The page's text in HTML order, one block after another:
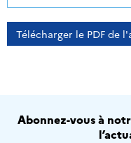
Télécharger le PDF de
Abonnez-vous à